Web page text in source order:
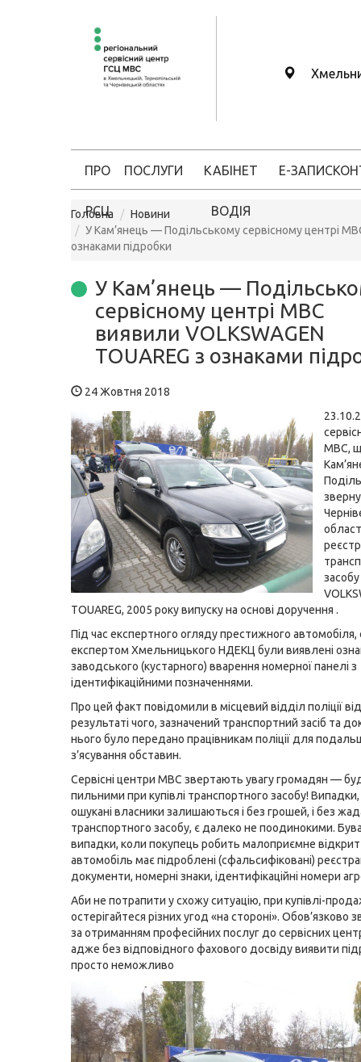
ПРО
РСЦ
ПОСЛУГИ КАБІНЕТ
ВОДІЯ
Е-ЗАПИС
Головна
Новини
У Кам’янець — Подільському сервісному центрі
ознаками підробки
У Кам’янець —
сервісному центрі МВС
виявили VOLKSWAGEN
TOUAREG з ознаками
24 Жовтня 2018
МВС,
TOUAREG, 2005 року випуску на основі доручення .
Під час експертного огляду престижного
експертом Хмельницького НДЕКЦ були виявлені
заводського (кустарного) вварення номерної панелі з
ідентифікаційними позначеннями.
Про цей факт повідомили в місцевий відділ поліції
результаті чого, зазначений транспортний засіб та
нього було передано працівникам поліції для
з’ясування обставин.
Сервісні центри МВС звертають увагу громадян —
пильними при купівлі транспортного засобу!
ошукані власники залишаються і без грошей, і без
транспортного засобу, є далеко не поодинокими.
випадки, коли покупець робить малоприємне
автомобіль має підроблені (сфальсифіковані)
документи, номерні знаки, ідентифікаційні номери
Аби не потрапити у схожу ситуацію, при купівлі-
остерігайтеся різних угод «на стороні». Обов’язково
за отриманням професійних послуг до сервісних
адже без відповідного фахового досвіду виявити
просто неможливо